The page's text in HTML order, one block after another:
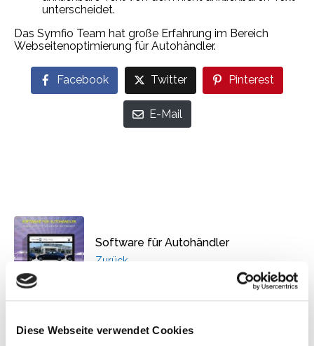
Diese Webseite verwendet Cookies
unterscheidet.
Das Symfio Team hat große Erfahrung im Bereich
Webseitenoptimierung für Autohändler.
Facebook Twitter Pinterest
E-Mail
Software für Autohändler
Zurück
Autohandel hinter den Kulissen